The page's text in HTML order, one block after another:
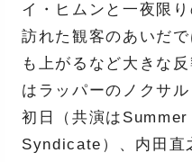
イ・ヒムンと一夜限
訪れた観客のあいだ
も上がるなど大きな
はラッパーのノクサ
初日（共演は
Syndicate）、内田直